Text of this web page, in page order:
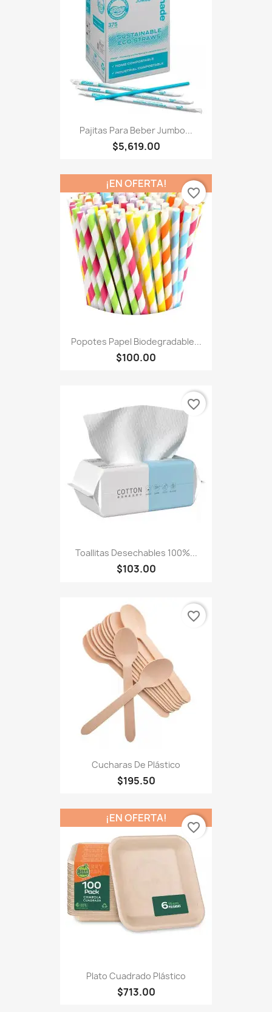
Pajitas Para Beber Jumbo...
$5,619.00
Popotes Papel Biodegradable...
$100.00
¡EN OFERTA!
favorite_border
Toallitas Desechables 100%...
$103.00
favorite_border
Cucharas De Plástico
$195.50
favorite_border
Plato Cuadrado Plástico
$713.00
¡EN OFERTA!
favorite_border